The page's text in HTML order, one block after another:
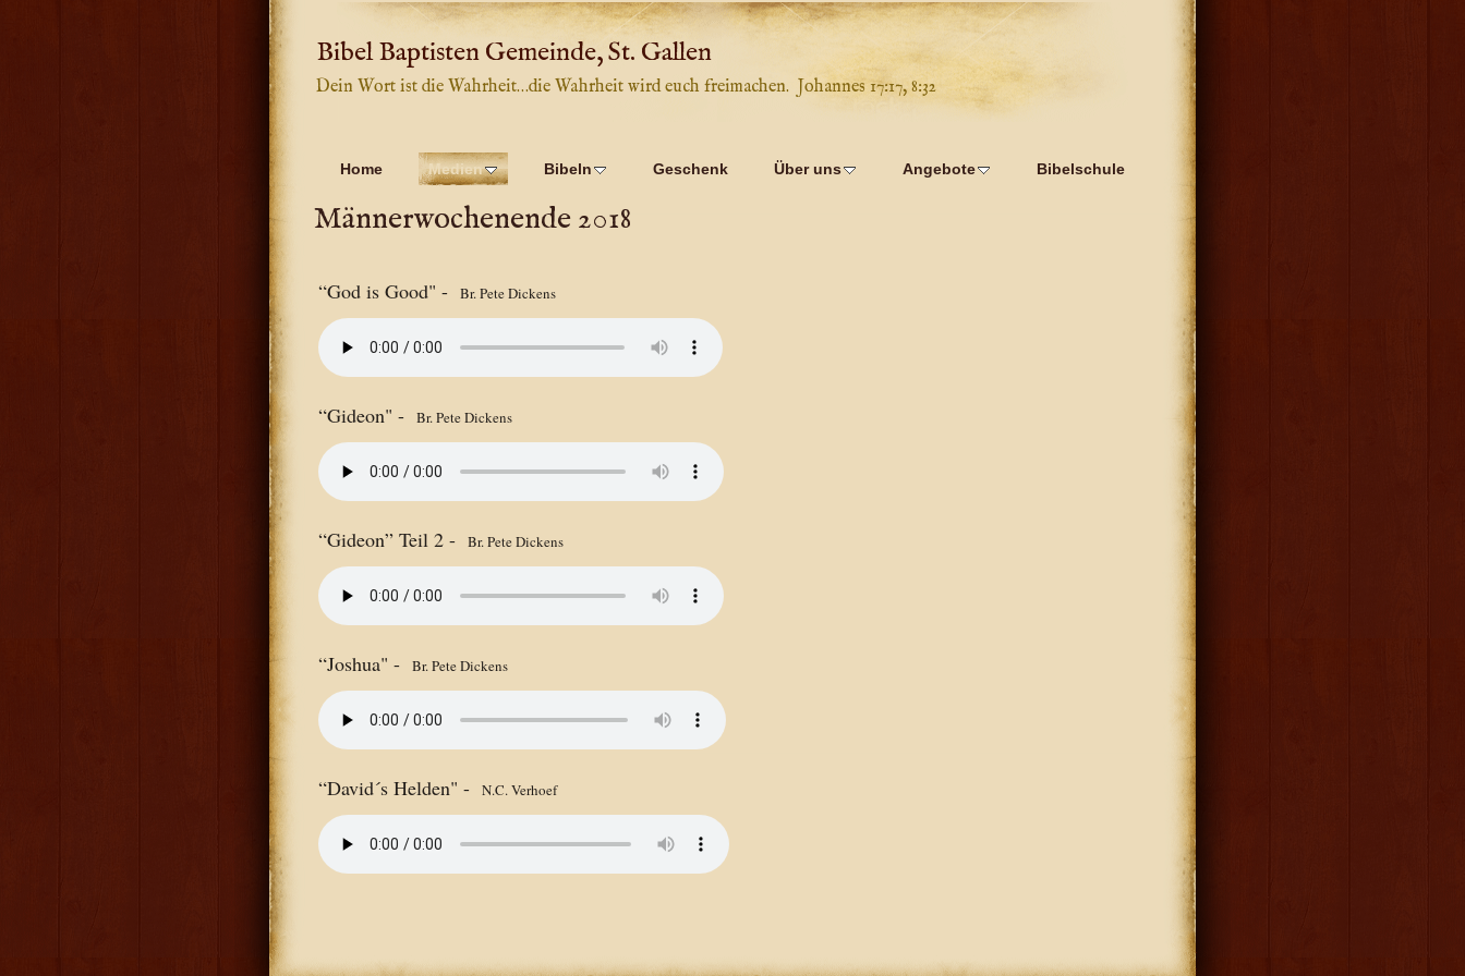
Bibel Baptisten Gemeinde, St. Gallen
Dein Wort ist die Wahrheit…die Wahrheit wird euch freimachen. Johannes 17:17, 8:32
Home Medien Bibeln Geschenk Über uns Angebote Bibelschule
Männerwochenende 2018
“God is Good" - Br. Pete Dickens
“Gideon" - Br. Pete Dickens
“Gideon” Teil 2 - Br. Pete Dickens
“Joshua" - Br. Pete Dickens
“David´s Helden" - N.C. Verhoef